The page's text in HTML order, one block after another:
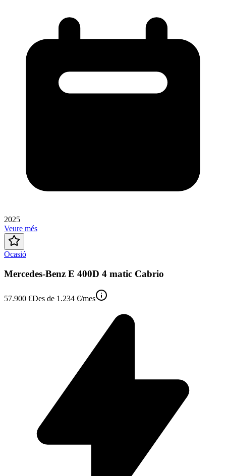
2025
Veure més
Ocasió
Mercedes-Benz E 400D 4 matic Cabrio
57.900 €Des de 1.234 €/mes